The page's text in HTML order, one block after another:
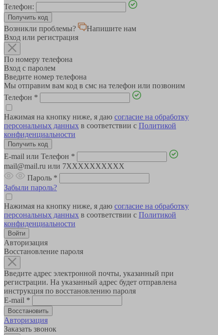
Телефон:
Возникли проблемы?
Напишите нам
Вход или регистрация
По номеру телефона
Вход с паролем
Введите номер телефона
Мы отправим вам код в смс на телефон или позвоним
Телефон *
Нажимая на кнопку ниже, я даю согласие на обработку
персональных данных в соответствии с Политикой
конфиденциальности
E-mail или Телефон *
mail@mail.ru или 7XXXXXXXXXX
Пароль *
Забыли пароль?
Нажимая на кнопку ниже, я даю согласие на обработку
персональных данных в соответствии с Политикой
конфиденциальности
Авторизация
Восстановление пароля
Введите адрес электронной почты, указанный при
регистрации. На указанный адрес будет отправлена
инструкция по восстановлению пароля
E-mail *
Авторизация
Заказать звонок